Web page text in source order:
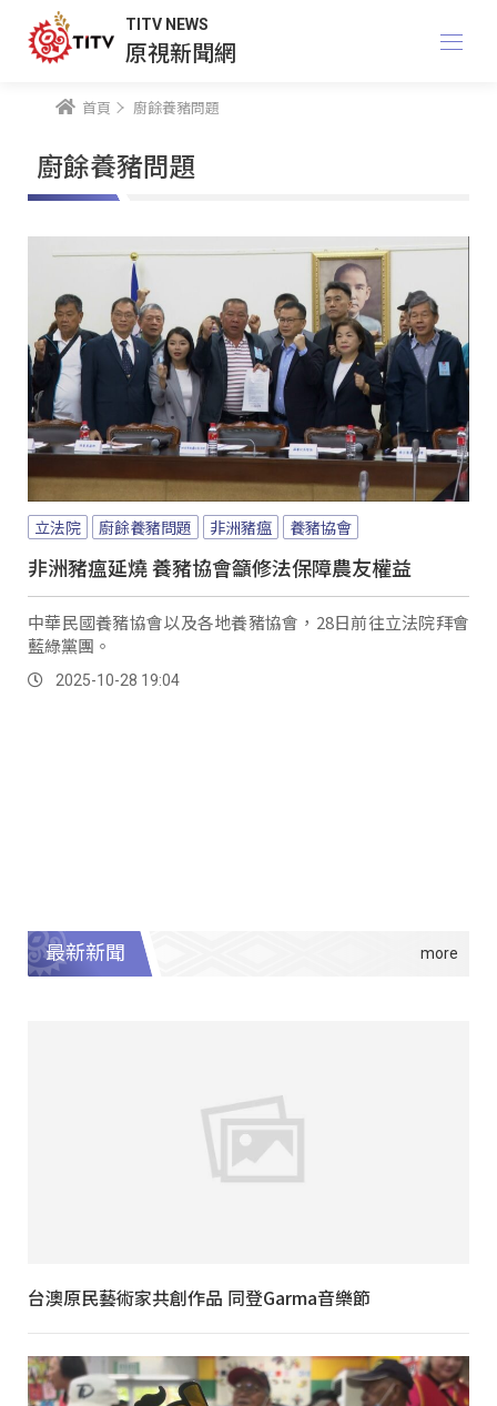
TITV NEWS
原視新聞網
首頁 廚餘養豬問題
廚餘養豬問題
立法院 廚餘養豬問題 非洲豬瘟 養豬協會
非洲豬瘟延燒 養豬協會籲修法保障農友權益
中華民國養豬協會以及各地養豬協會，28日前往立法院拜會
藍綠黨團。
2025-10-28 19:04
最新新聞
台澳原民藝術家共創作品 同登Garma音樂節